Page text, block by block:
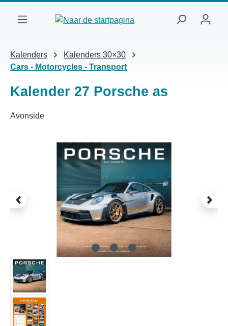
Kalenders
Kalenders 30×30
Cars - Motorcycles - Transport
Kalender 27 Porsche as
Avonside